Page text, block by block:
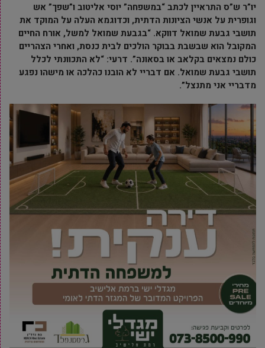
יו”ר ש”ס התראיין לכתב “במשפחה” יוסי אליטוב ו”שפך” אש
וגופרית על אנשי הציונות הדתית, וכדוגמא העלה על המוקד את
תושבי גבעת שמואל דווקא. “בגבעת שמואל למשל, אורח החיים
המקובל הוא שבשבת בבוקר הולכים לבית כנסת, ואחרי הצהריים
כולם נמצאים בקלאב או בסאונה”. דרעי: “לא התכוונתי לכלל
תושבי גבעת שמואל. אם דבריי לא הובנו כהלכה או מישהו נפגע
מדבריי אני מתנצל”.